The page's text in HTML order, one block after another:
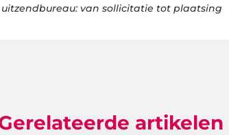
van sollicitatie tot plaatsing
artikelen